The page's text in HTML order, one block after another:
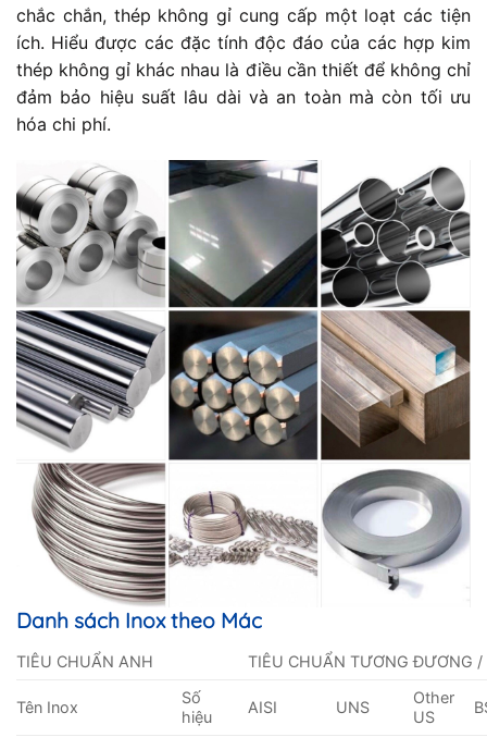
chắc chắn, thép không gỉ cung cấp một loạt các tiện
ích. Hiểu được các đặc tính độc đáo của các hợp kim
thép không gỉ khác nhau là điều cần thiết để không chỉ
đảm bảo hiệu suất lâu dài và an toàn mà còn tối ưu
hóa chi phí.
Danh sách Inox theo Mác
TIÊU CHUẨN ANH TIÊU CHUẨN TƯƠNG ĐƯƠNG /
Tên Inox
Số
hiệu
AISI UNS
Other
US